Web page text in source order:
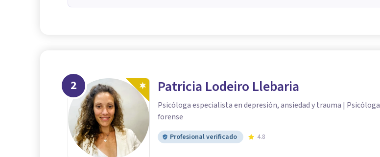
2 Patricia Lodeiro Llebaria
Psicóloga especialista en depresión, ansiedad y trauma | Psicóloga
forense
Profesional verificado 4.8